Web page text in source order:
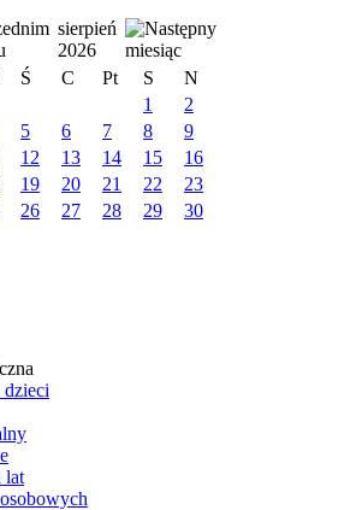
sierpień
2026
Ś C Pt S
N
1
2
5 6 7 8
9
12 13 14 15
16
19 20 21 22
23
26 27 28 29
30
dzieci
lat